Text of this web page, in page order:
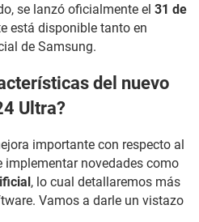
se lanzó oficialmente el 31 de
está disponible tanto en
de Samsung.
del nuevo
Ultra?
importante con respecto al
implementar novedades como
, lo cual detallaremos más
Vamos a darle un vistazo